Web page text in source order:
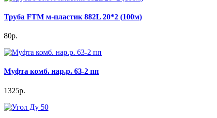
Труба FTM м-пластик 882L 20*2 (100м)
80р.
Муфта комб. нар.р. 63-2 пп
1325р.